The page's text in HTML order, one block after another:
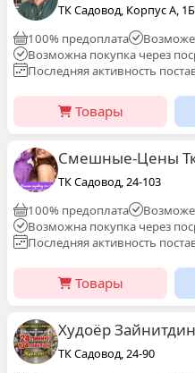
ТК Садовод, Корпус А,
100% предоплата
Возможна покупка через
Последняя активность
Товары
ТК Садовод, 24-103
100% предоплата
Возможна покупка через
Последняя активность
Товары
Худоёр
ТК Садовод, 24-90